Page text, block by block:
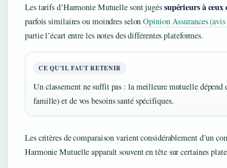
Les tarifs d’Harmonie Mutuelle sont jugéssupérieurs à ceux
parfois similaires ou moindres selonOpinion Assurances
partie l’écart entre les notes des différentes plateformes.
CE QU’IL FAUT RETENIR
Un classement ne suffit pas : la meilleure mutuelle dépend
famille) et de vos besoins santé spécifiques.
Les critères de comparaison varient considérablement d’un
Harmonie Mutuelle apparaît souvent en tête sur certaines